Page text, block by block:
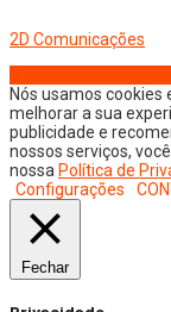
2D Comunicações
Nós usamos
melhorar a sua
publicidade e
nossos serviços,
nossa Política de
Configurações
Fechar